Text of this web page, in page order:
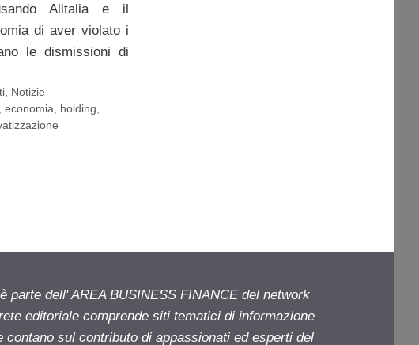
Alitalia e il
di aver violato i
le dismissioni di
Notizie
,economia holding
parte dell' AREA BUSINESS FINANCE del network
editoriale comprende siti tematici di informazione
contano sul contributo di appassionati ed esperti del